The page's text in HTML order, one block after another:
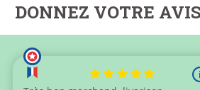
DONNEZ VOTRE AVIS